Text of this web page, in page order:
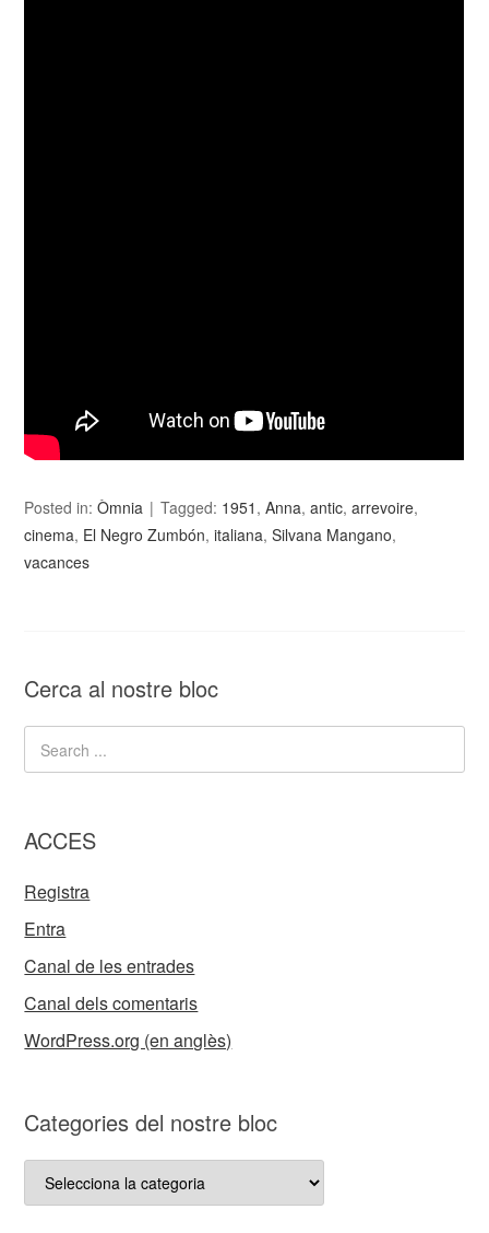
Posted in:Òmnia Tagged: 1951 ,Anna,antic,arrevoire,
cinema, El Negro Zumbón,italiana,Silvana Mangano,
vacances
Cerca al nostre bloc
ACCES
Registra
Entra
Canal de les entrades
Canal dels comentaris
WordPress.org (en anglès)
Categories del nostre bloc
Categories
del